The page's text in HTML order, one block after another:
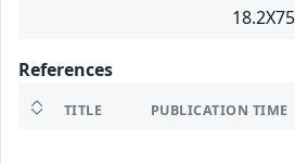
References
TITLE PUBLICATION TIME